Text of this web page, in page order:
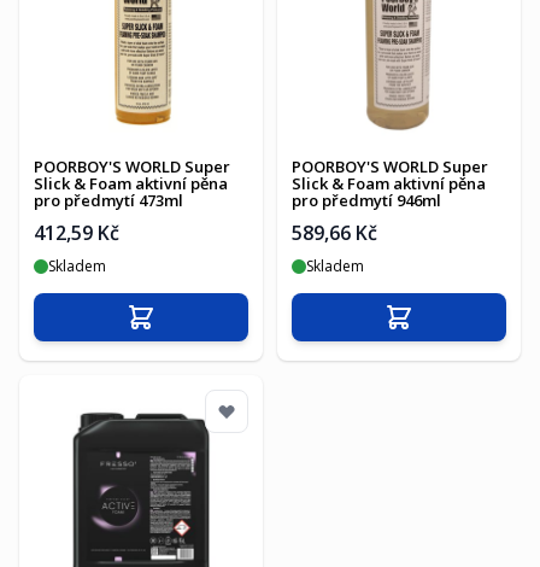
POORBOY'S WORLD Super
Slick & Foam aktivní pěna
pro předmytí 473ml
412,59 Kč
Skladem
Přidat do košíku
POORBOY'S WORLD Super
Slick & Foam aktivní pěna
pro předmytí 946ml
589,66 Kč
Skladem
Přidat do košíku